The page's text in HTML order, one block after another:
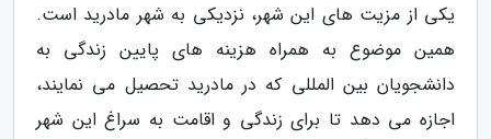
یکی از مزیت های این شهر، نزدیکی به شهر مادرید است.
همین موضوع به همراه هزینه های پایین زندگی به
دانشجویان بین المللی که در مادرید تحصیل می نمایند،
اجازه می دهد تا برای زندگی و اقامت به سراغ این شهر